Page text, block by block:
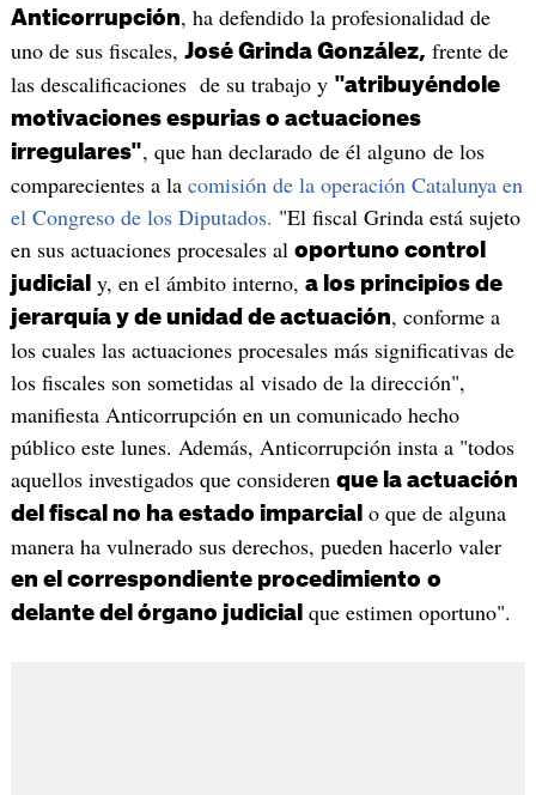
Anticorrupción, ha defendido la profesionalidad de
uno de sus fiscales, José Grinda González, frente de
las descalificaciones de su trabajo y "atribuyéndole
motivaciones espurias o actuaciones
irregulares", que han declarado de él alguno de los
comparecientes a la comisión de la operación Catalunya en
el Congreso de los Diputados. "El fiscal Grinda está sujeto
en sus actuaciones procesales al oportuno control
judicial y, en el ámbito interno, a los principios de
jerarquía y de unidad de actuación, conforme a
los cuales las actuaciones procesales más significativas de
los fiscales son sometidas al visado de la dirección",
manifiesta Anticorrupción en un comunicado hecho
público este lunes. Además, Anticorrupción insta a "todos
aquellos investigados que consideren que la actuación
del fiscal no ha estado imparcial o que de alguna
manera ha vulnerado sus derechos, pueden hacerlo valer
en el correspondiente procedimiento o
delante del órgano judicial que estimen oportuno".